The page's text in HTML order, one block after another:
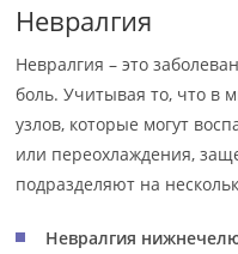
Невралгия
Невралгия – это
боль. Учитывая то, что в
узлов, которые могут
или переохлаждения,
подразделяют на
Невралгия